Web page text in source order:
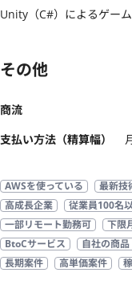
Unity（C#）によるゲー
その他
商流
支払い方法（精算幅）
AWSを使っている 最新技
高成長企業
従業員100名
一部リモート勤務可
下限
BtoCサービス
自社の商
長期案件
高単価案件